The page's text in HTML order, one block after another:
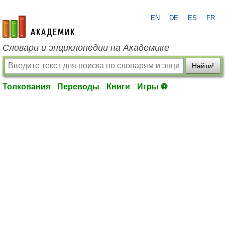
academic.ru
EN DE ES FR
Словари и энциклопедии на Академике
Найти!
Толкования Переводы Книги Игры ⚽